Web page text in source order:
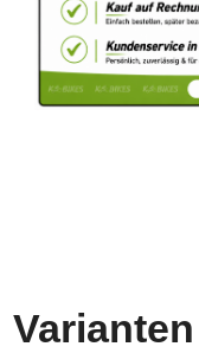
Varianten